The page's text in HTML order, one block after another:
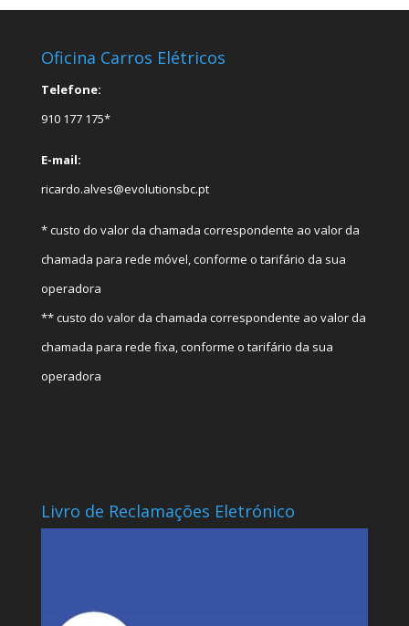
Oficina Carros Elétricos
Telefone:
910 177 175*
E-mail:
ricardo.alves@evolutionsbc.pt
* custo do valor da chamada correspondente ao valor da
chamada para rede móvel, conforme o tarifário da sua
operadora
** custo do valor da chamada correspondente ao valor da
chamada para rede fixa, conforme o tarifário da sua
operadora
Livro de Reclamações Eletrónico